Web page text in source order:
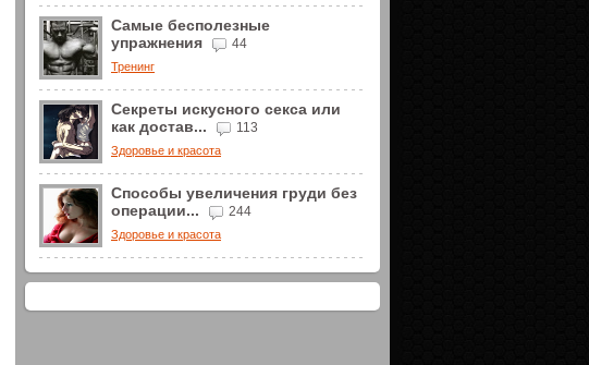
Самые бесполезные
упражнения
44
Тренинг
Секреты искусного секса или
как достав...
113
Здоровье и красота
Способы увеличения груди без
операции...
244
Здоровье и красота